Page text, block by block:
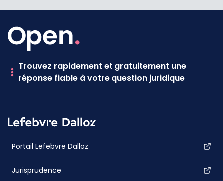
Trouvez rapidement et gratuitement une
réponse fiable à votre question juridique
Portail Lefebvre Dalloz
Jurisprudence